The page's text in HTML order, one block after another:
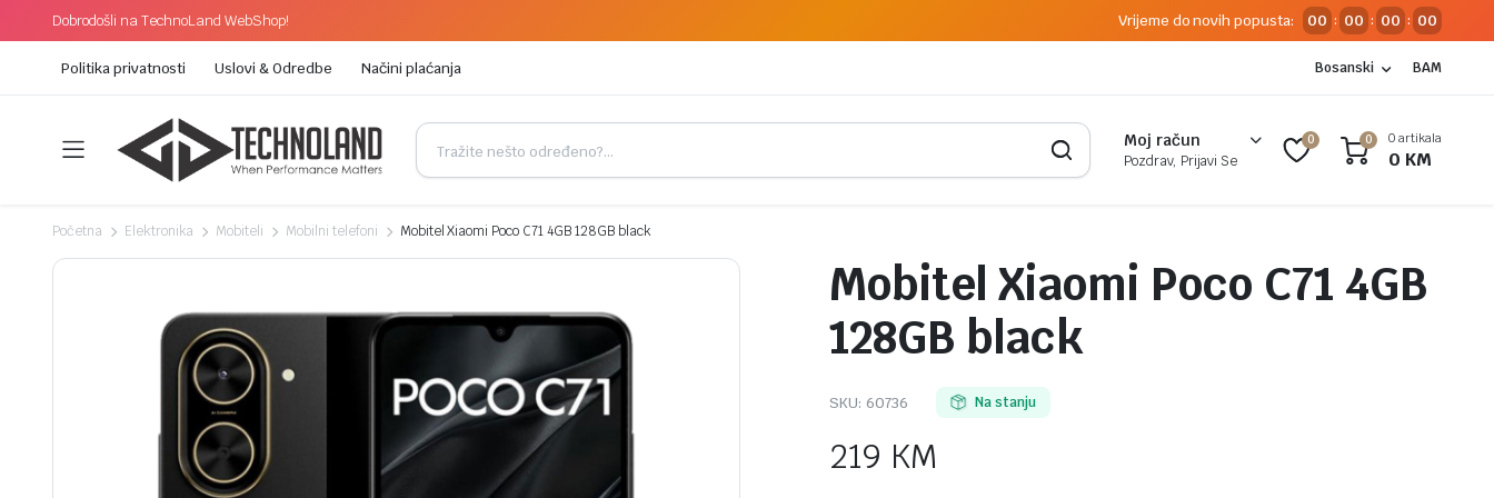
Dobrodošli na TechnoLand WebShop! Vrijeme do novih popusta: 00 : 00 : 00 : 00
Politika privatnosti Uslovi & Odredbe Načini plaćanja Bosanski BAM
Moj račun
Pozdrav, Prijavi Se
0 0 0 artikala
0 KM
Početna Elektronika Mobiteli Mobilni telefoni Mobitel Xiaomi Poco C71 4GB 128GB black
Mobitel Xiaomi Poco C71 4GB
128GB black
SKU: 60736 Na stanju
219 KM